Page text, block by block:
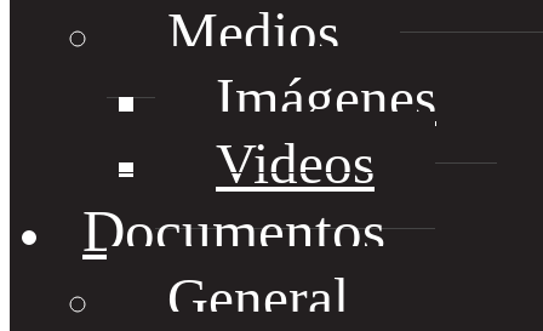
Medios
Imágenes
Videos
Documentos
General